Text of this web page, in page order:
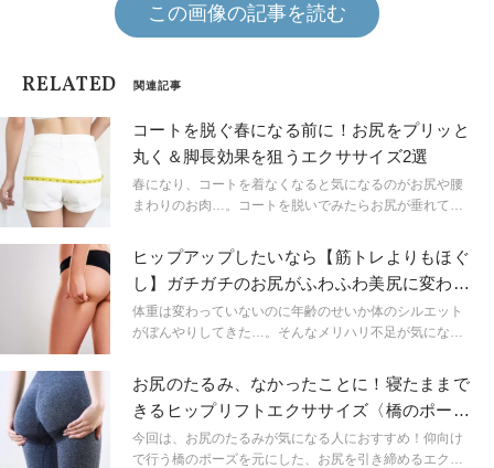
この画像の記事を読む
RELATED 関連記事
コートを脱ぐ春になる前に！お尻をプリッと
丸く＆脚長効果を狙うエクササイズ2選
春になり、コートを着なくなると気になるのがお尻や腰
まわりのお肉…。コートを脱いでみたらお尻が垂れてい
と丸いお尻を目指すエクササイズを2つご紹介します。
ヒップアップしたいなら【筋トレよりもほぐ
し】ガチガチのお尻がふわふわ美尻に変わる
「薪のポーズ」
体重は変わっていないのに年齢のせいか体のシルエット
がぼんやりしてきた…。そんなメリハリ不足が気になっ
みの重要な鍵を握るのは「お尻」。お尻を柔らかくすべ
き理由や、簡単ストレッチについてのお話です。
お尻のたるみ、なかったことに！寝たままで
きるヒップリフトエクササイズ〈橋のポーズ
の進化型〉
今回は、お尻のたるみが気になる人におすすめ！仰向け
で行う橋のポーズを元にした、お尻を引き締めるエクサ